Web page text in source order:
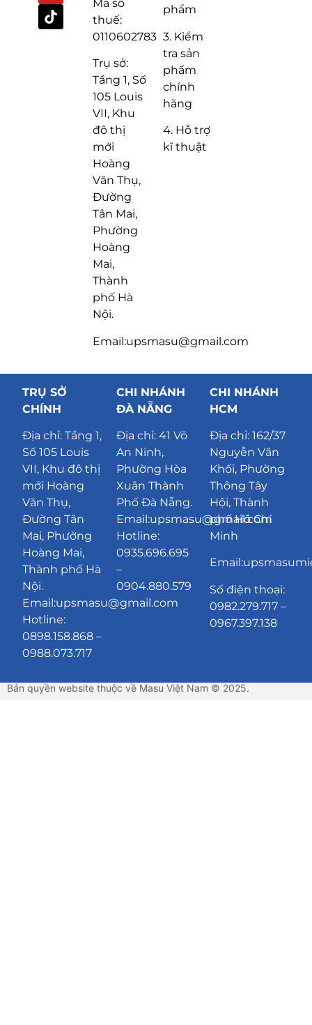
Mã số
thuế:
0110602783
Trụ sở:
Tầng 1, Số
105 Louis
VII, Khu
đô thị
mới
Hoàng
Văn Thụ,
Đường
Tân Mai,
Phường
Hoàng
Mai,
Thành
phố Hà
Nội.
Email:upsmasu@gmail.com
phẩm
3. Kiểm
tra sản
phẩm
chính
hãng
4. Hỗ trợ
kĩ thuật
TRỤ SỞ
CHÍNH
Địa chỉ:Tầng 1,
Số 105 Louis
VII, Khu đô thị
mới Hoàng
Văn Thụ,
Đường Tân
Mai, Phường
Hoàng Mai,
Thành phố Hà
Nội.
Email:upsmasu@gmail.com
Hotline:
0898.158.868 –
0988.073.717
CHI NHÁNH
ĐÀ NẴNG
Địa chỉ: 41 Võ
An Ninh,
Phường Hòa
Xuân Thành
Phố Đà Nẵng.
Email:upsmasu@gmail.com
Hotline:
0935.696.695
–
0904.880.579
CHI NHÁNH
HCM
Địa chỉ: 162/37
Nguyễn Văn
Khối, Phường
Thông Tây
Hội, Thành
phố Hồ Chí
Minh
Số điện thoại:
0982.279.717 –
0967.397.138
Bản quyền website thuộc về Masu Việt Nam © 2025.